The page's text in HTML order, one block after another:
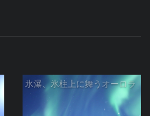
氷瀑、氷柱上に舞うオーロラ